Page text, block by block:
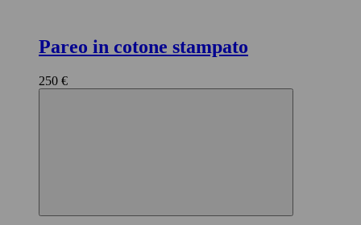
Pareo in cotone stampato
250 €